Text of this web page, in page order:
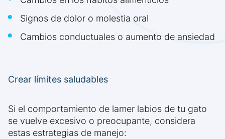
Signos de dolor o molestia oral
Cambios conductuales o aumento de ansiedad
Crear límites saludables
Si el comportamiento de lamer labios de tu gato
se vuelve excesivo o preocupante, considera
estas estrategias de manejo: